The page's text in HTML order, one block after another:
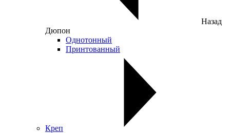
Назад
Дюпон
Однотонный
Принтованный
Креп